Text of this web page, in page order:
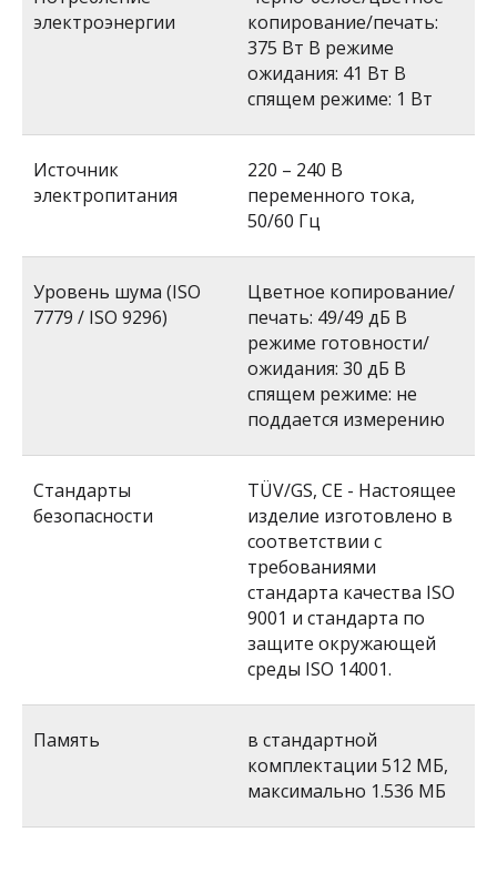
электроэнергии
копирование/печать:
375 Вт В режиме
ожидания: 41 Вт В
спящем режиме: 1 Вт
Источник
электропитания
220 – 240 В
переменного тока,
50/60 Гц
Уровень шума (ISO
7779 / ISO 9296)
Цветное копирование/
печать: 49/49 дБ В
режиме готовности/
ожидания: 30 дБ В
спящем режиме: не
поддается измерению
Стандарты
безопасности
TÜV/GS, CE - Настоящее
изделие изготовлено в
соответствии с
требованиями
стандарта качества ISO
9001 и стандарта по
защите окружающей
среды ISO 14001.
Память
в стандартной
комплектации 512 МБ,
максимально 1.536 МБ